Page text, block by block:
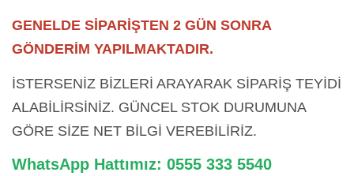
GENELDE SİPARİŞTEN 2 GÜN SONRA
GÖNDERİM YAPILMAKTADIR.
İSTERSENİZ BİZLERİ ARAYARAK SİPARİŞ TEYİDİ
ALABİLİRSİNİZ. GÜNCEL STOK DURUMUNA
GÖRE SİZE NET BİLGİ VEREBİLİRİZ.
WhatsApp Hattımız: 0555 333 5540